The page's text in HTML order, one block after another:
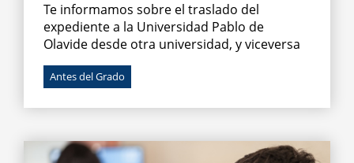
Te informamos sobre el traslado del
expediente a la Universidad Pablo de
Olavide desde otra universidad, y viceversa
Antes del Grado